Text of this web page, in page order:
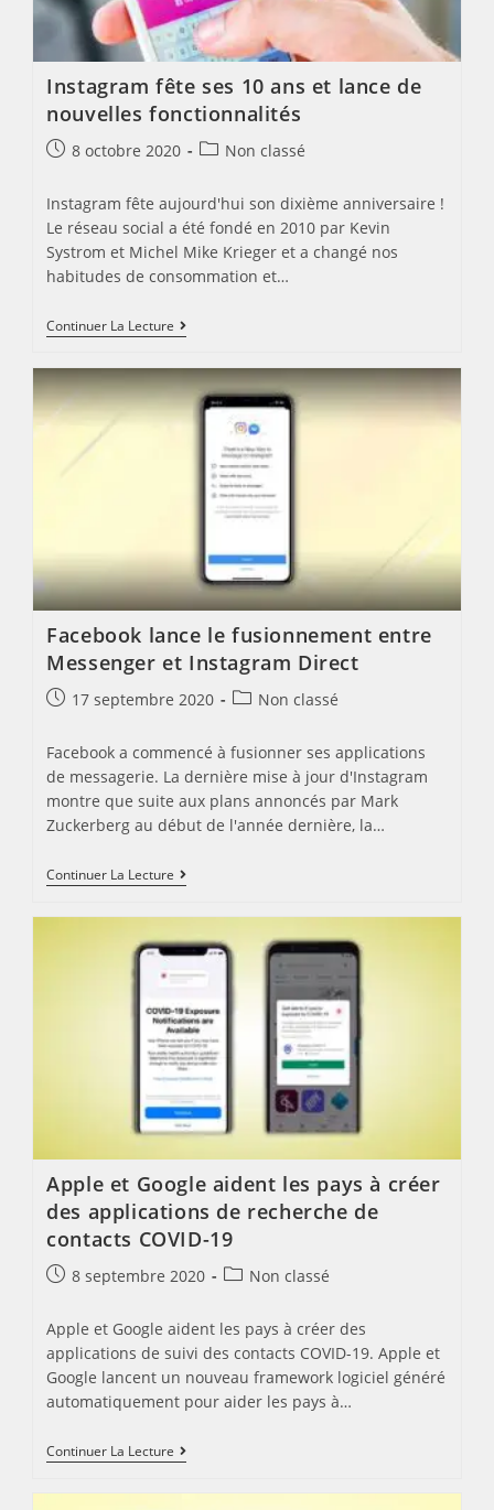
Instagram fête ses 10 ans et lance de
nouvelles fonctionnalités
Post8 octobre 2020
PostNon classé
Instagram fête aujourd'hui son dixième anniversaire !
Le réseau social a été fondé en 2010 par Kevin
Systrom et Michel Mike Krieger et a changé nos
habitudes de consommation et…
Continuer La Lecture Instagram
Fête
10
Ans
Et
Nouvelles
Fonctionnalités
Facebook lance le fusionnement entre
Messenger et Instagram Direct
Post17 septembre 2020
PostNon classé
Facebook a commencé à fusionner ses applications
de messagerie. La dernière mise à jour d'Instagram
montre que suite aux plans annoncés par Mark
Zuckerberg au début de l'année dernière, la…
Continuer La Lecture Facebook
Lance
Entre
Messenger
Et
Direct
Apple et Google aident les pays à créer
des applications de recherche de
contacts COVID-19
Post8 septembre 2020
PostNon classé
Apple et Google aident les pays à créer des
applications de suivi des contacts COVID-19. Apple et
Google lancent un nouveau framework logiciel généré
automatiquement pour aider les pays à…
Continuer La Lecture Apple
Et